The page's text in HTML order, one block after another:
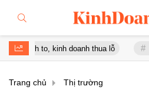
to, kinh doanh thua lỗ Đồ hộp
Trang chủ Thị trường